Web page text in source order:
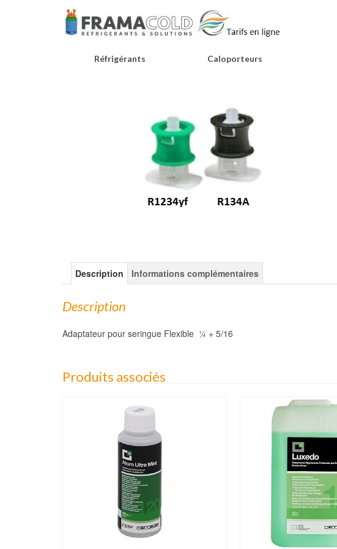
Réfrigérants Caloporteurs
Description Informations complémentaires
Description
Adaptateur pour seringue Flexible ¼ + 5/16
Produits associés